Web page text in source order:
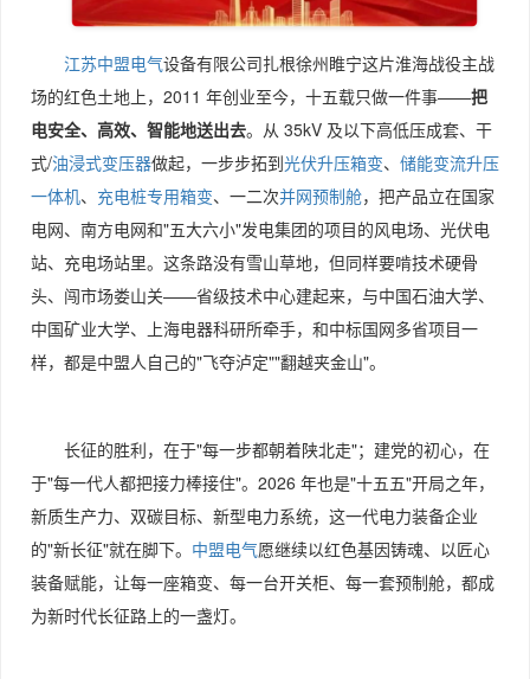
江苏中盟电气设备有限公司扎根徐州睢宁这片淮海战役主战
场的红色土地上，2011 年创业至今，十五载只做一件事——把
电安全、高效、智能地送出去。从 35kV 及以下高低压成套、干
式/油浸式变压器做起，一步步拓到光伏升压箱变、 储能变流升压
一体机、 充电桩专用箱变、一二次并网预制舱，把产品立在国家
电网、南方电网和"五大六小"发电集团的项目的风电场、光伏电
站、充电场站里。这条路没有雪山草地，但同样要啃技术硬骨
头、闯市场娄山关——省级技术中心建起来，与中国石油大学、
中国矿业大学、上海电器科研所牵手，和中标国网多省项目一
样，都是中盟人自己的"飞夺泸定""翻越夹金山"。
长征的胜利，在于"每一步都朝着陕北走"；建党的初心，在
于"每一代人都把接力棒接住"。2026 年也是"十五五"开局之年，
新质生产力、双碳目标、新型电力系统，这一代电力装备企业
的"新长征"就在脚下。 中盟电气愿继续以红色基因铸魂、以匠心
装备赋能，让每一座箱变、每一台开关柜、每一套预制舱，都成
为新时代长征路上的一盏灯。